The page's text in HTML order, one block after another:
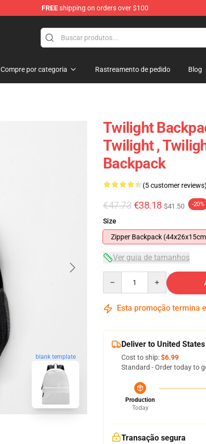
FREEshipping on orders over $100
Compre por categoria Rastreamento de pedido Blog
blank template
Twilight
Twilight ,
Backpack
(5 customer
€47.73 €38.18 $41.50 -20%
Size
Zipper Backpack
Ver guia de tamanhos
Esta promoção termina
Deliver to United States
Cost to ship:$6.99
Standard - Order today to
Production
Today
Transação segura